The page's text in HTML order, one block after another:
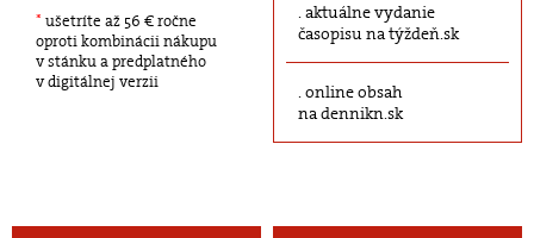
* ušetríte až 56 € ročne
oproti kombinácii nákupu
v stánku a predplatného
v digitálnej verzii
aktuálne vydanie
časopisu na týždeň.sk
online obsah
na dennikn.sk